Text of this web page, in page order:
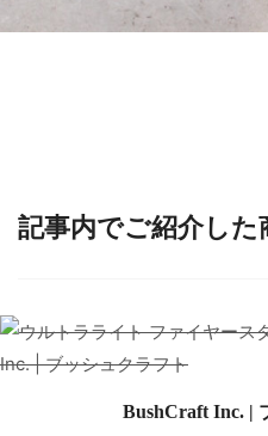
記事内でご紹介した
BushCraft Inc. |